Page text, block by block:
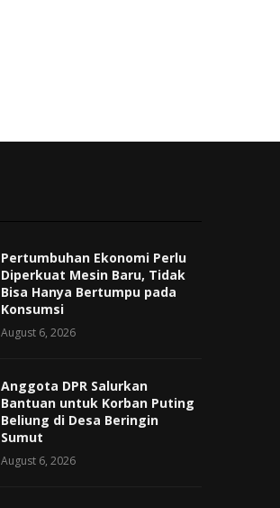
Pertumbuhan Ekonomi Perlu
Diperkuat Mesin Baru, Tidak
Bisa Hanya Bertumpu pada
Konsumsi
August 6, 2026
Anggota DPR Salurkan
Bantuan untuk Korban Puting
Beliung di Desa Beringin
Sumut
August 6, 2026